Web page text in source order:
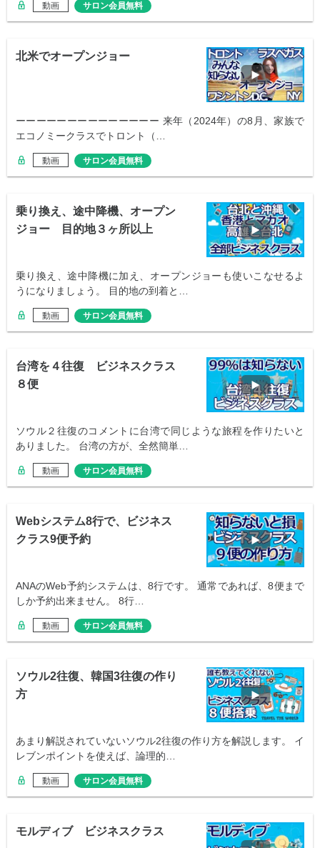
動画 サロン会員無料
北米でオープンジョー
ーーーーーーーーーーーーーー 来年（2024年）の8月、家族で
エコノミークラスでトロント（…
動画 サロン会員無料
乗り換え、途中降機、オープン
ジョー 目的地３ヶ所以上
乗り換え、途中降機に加え、オープンジョーも使いこなせるよ
うになりましょう。 目的地の到着と…
動画 サロン会員無料
台湾を４往復 ビジネスクラス
８便
ソウル２往復のコメントに台湾で同じような旅程を作りたいと
ありました。 台湾の方が、全然簡単…
動画 サロン会員無料
Webシステム8行で、ビジネス
クラス9便予約
ANAのWeb予約システムは、8行です。 通常であれば、8便まで
しか予約出来ません。 8行…
動画 サロン会員無料
ソウル2往復、韓国3往復の作り
方
あまり解説されていないソウル2往復の作り方を解説します。 イ
レブンポイントを使えば、論理的…
動画 サロン会員無料
モルディブ ビジネスクラス